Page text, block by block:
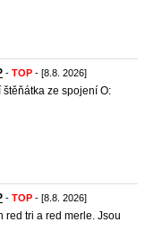
- TOP - [8.8. 2026]
ze spojení O:
- TOP - [8.8. 2026]
red tri a red merle. Jsou